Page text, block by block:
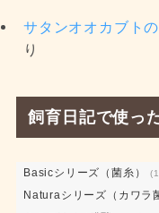
サタンオオカブト
り
飼育日記で使っ
Basicシリーズ（菌糸）
Naturaシリーズ（カワラ